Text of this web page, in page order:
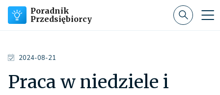
Poradnik
Przedsiębiorcy
2024-08-21
Praca w niedziele i